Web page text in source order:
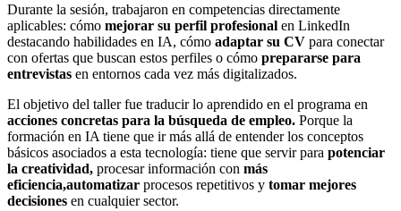
Durante la sesión, trabajaron en competencias directamente
aplicables: cómo mejorar su perfil profesional en LinkedIn
destacando habilidades en IA, cómo adaptar su CV para conectar
con ofertas que buscan estos perfiles o cómo prepararse para
entrevistas en entornos cada vez más digitalizados.
El objetivo del taller fue traducir lo aprendido en el programa en
acciones concretas para la búsqueda de empleo. Porque la
formación en IA tiene que ir más allá de entender los conceptos
básicos asociados a esta tecnología: tiene que servir para potenciar
la creatividad, procesar información con más
eficiencia,automatizar procesos repetitivos y tomar mejores
decisiones en cualquier sector.